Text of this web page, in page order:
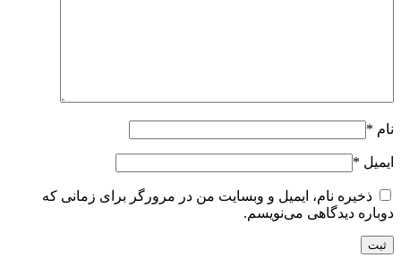
نام *
ایمیل *
ذخیره نام، ایمیل و وبسایت من در مرورگر برای زمانی که
دوباره دیدگاهی می‌نویسم.